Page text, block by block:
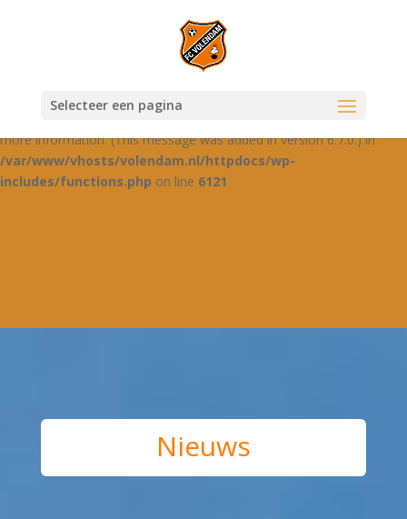
: Function _load_textdomain_just_in_time was called
. Translation loading for the
triggered too early. This is usually an indicator for some code in the
plugin or theme running too early. Translations should be loaded at
action or later. Please see Debugging in WordPress
more information. (This message was added in version 6.7.0.) in
/var/www/vhosts/volendam.nl/httpdocs/wp-
includes/functions.php on line 6121
Selecteer een pagina
Nieuws